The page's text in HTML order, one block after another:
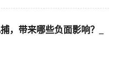
，带来哪些负面影响？_